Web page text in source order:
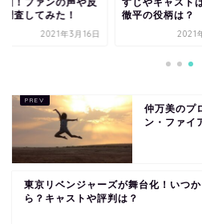
由！ファンの声や反
調査してみた！
2021年3月16日
すじやキャスト
徹平の役柄は？
2021
仲万美のプ
ン・ファイ
東京リベンジャーズが舞台化！いつか
ら？キャストや評判は？